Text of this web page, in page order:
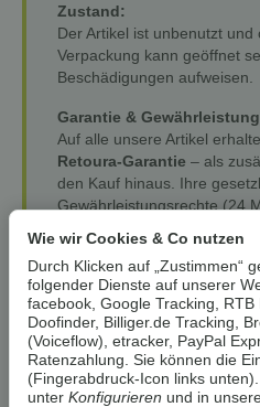
Zustand:
Der Artikel ist unbenutzt und
Verpackung kann geöffnet
Beschädigungen aufweisen.
Garantie &
Auf alle unsere Artikel
Retoura-Garantie – als
den Kauf hinaus. Ihre
Gewährleistungsrechte (24
Jetzt Preisvorteil sichern!
52,99 € 37,99 €*
zzgl.Versand
Wie wir Cookies & Co nutzen
Durch Klicken auf „Zustimmen“
folgender Dienste auf unserer
facebook, Google Tracking, RTB
Doofinder, Billiger.de Tracking,
(Voiceflow), etracker, PayPal
Ratenzahlung. Sie können die
(Fingerabdruck-Icon links
unter Konfigurieren und in